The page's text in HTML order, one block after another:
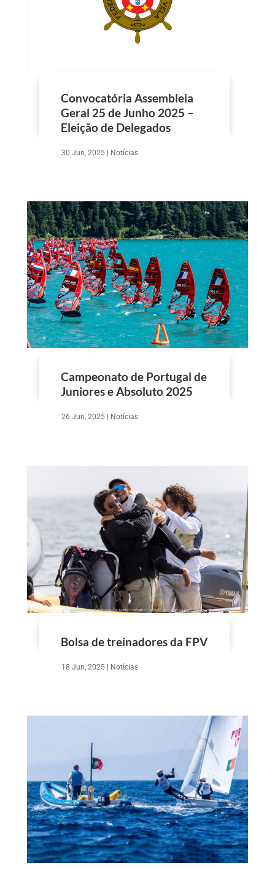
Convocatória Assembleia
Geral 25 de Junho 2025 –
Eleição de Delegados
30 Jun, 2025| Notícias
Campeonato de Portugal de
Juniores e Absoluto 2025
26 Jun, 2025| Notícias
Bolsa de treinadores da FPV
18 Jun, 2025| Notícias